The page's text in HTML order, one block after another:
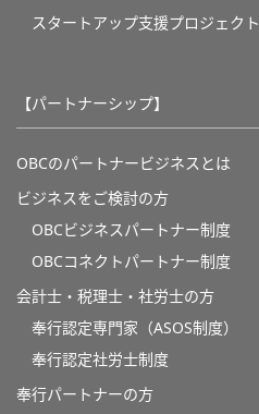
スタートアップ支援プロジェクト
【パートナーシップ】
OBCのパートナービジネスとは
ビジネスをご検討の方
OBCビジネスパートナー制度
OBCコネクトパートナー制度
会計士・税理士・社労士の方
奉行認定専門家（ASOS制度）
奉行認定社労士制度
奉行パートナーの方